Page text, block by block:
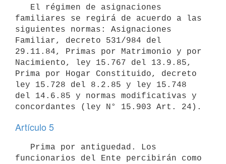
familiares se regirá de acuerdo a las
siguientes normas: Asignaciones
Familiar, decreto 531/984 del
29.11.84, Primas por Matrimonio y por
Nacimiento, ley 15.767 del 13.9.85,
Prima por Hogar Constituido, decreto
ley 15.728 del 8.2.85 y ley 15.748
del 14.6.85 y normas modificativas y
concordantes (ley N° 15.903 Art. 24).
Artículo 5
funcionarios del Ente percibirán como